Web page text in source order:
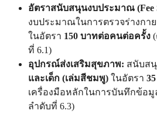
อัตราสนับสนุนงบประมาณ (Fee
งบประมาณในการตรวจร่างกา
ในอัตรา 150 บาทต่อคนต่อครั้ง
ที่ 6.1)
อุปกรณ์ส่งเสริมสุขภาพ: สนับส
และเด็ก (เล่มสีชมพู) ในอัตรา
เครื่องมือหลักในการบันทึกข้อมู
ลำดับที่ 6.3)